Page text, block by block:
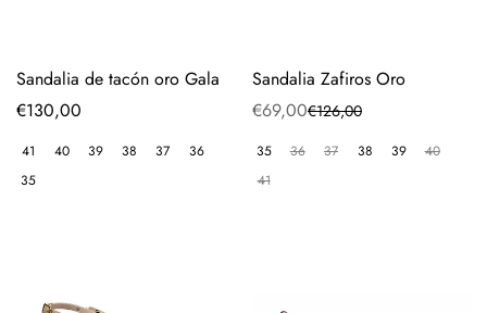
Sandalia de tacón oro Gala
Precio
€130,00
41 40 39 38 37
36
35
Sandalia Zafiros Oro
Precio
de
€69,00
Precio
regular
€126,00
35 36 37 38 39
40
41